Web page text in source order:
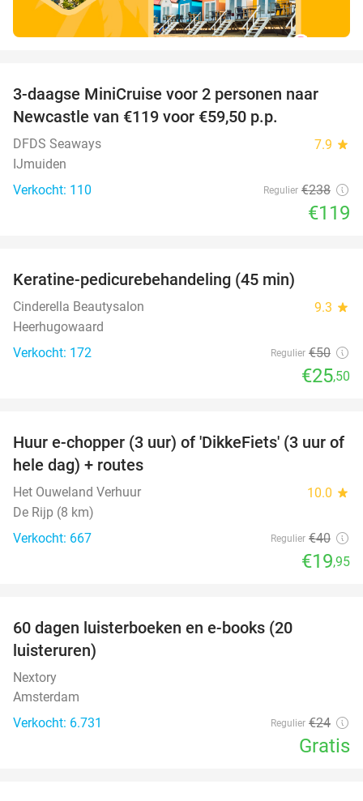
50%
3-daagse MiniCruise voor 2 personen naar
Newcastle van €119 voor €59,50 p.p.
DFDS Seaways 7.9 star
IJmuiden
Verkocht: 110
Regulier €238
€119
Keratine-pedicurebehandeling (45 min)
Cinderella Beautysalon 9.3 star
Heerhugowaard
Verkocht: 172
Regulier €50
€25,50
50%
Huur e-chopper (3 uur) of 'DikkeFiets' (3 uur of
hele dag) + routes
Het Ouweland Verhuur 10.0 star
De Rijp (8 km)
Verkocht: 667
Regulier €40
€19,95
60 dagen luisterboeken en e-books (20
luisteruren)
Nextory
Amsterdam
Verkocht: 6.731
Regulier €24
Gratis